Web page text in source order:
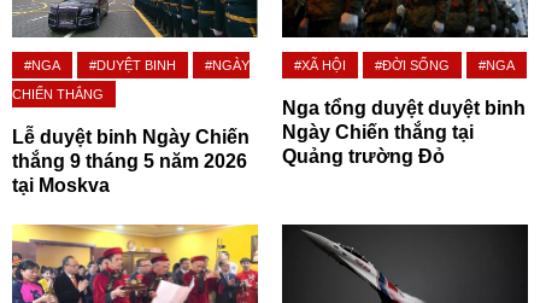
#NGA #DUYỆT BINH
#NGÀY
CHIẾN THẮNG
Lễ duyệt binh Ngày Chiến
thắng 9 tháng 5 năm 2026
tại Moskva
#XÃ HỘI #ĐỜI SỐNG #NGA
Nga tổng duyệt duyệt binh
Ngày Chiến thắng tại
Quảng trường Đỏ